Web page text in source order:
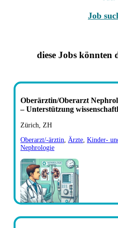
Job
diese Jobs könnten
Oberärztin/Oberarzt
– Unterstützung
Zürich, ZH
Oberarzt/-ärztin
Ärzte Kinder-
Nephrologie